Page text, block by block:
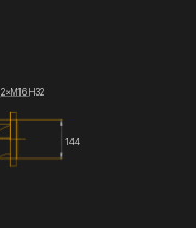
2×М16 Н32
144